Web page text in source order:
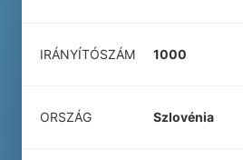
IRÁNYÍTÓSZÁM 1000
ORSZÁG Szlovénia